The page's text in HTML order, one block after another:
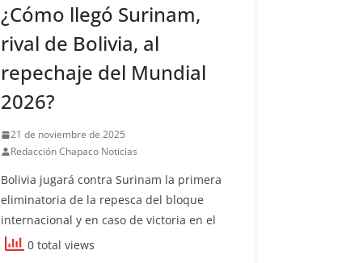
¿Cómo llegó Surinam,
rival de Bolivia, al
repechaje del Mundial
2026?
21 de noviembre de 2025
Redacción Chapaco Noticias
Bolivia jugará contra Surinam la primera
eliminatoria de la repesca del bloque
internacional y en caso de victoria en el
0 total views